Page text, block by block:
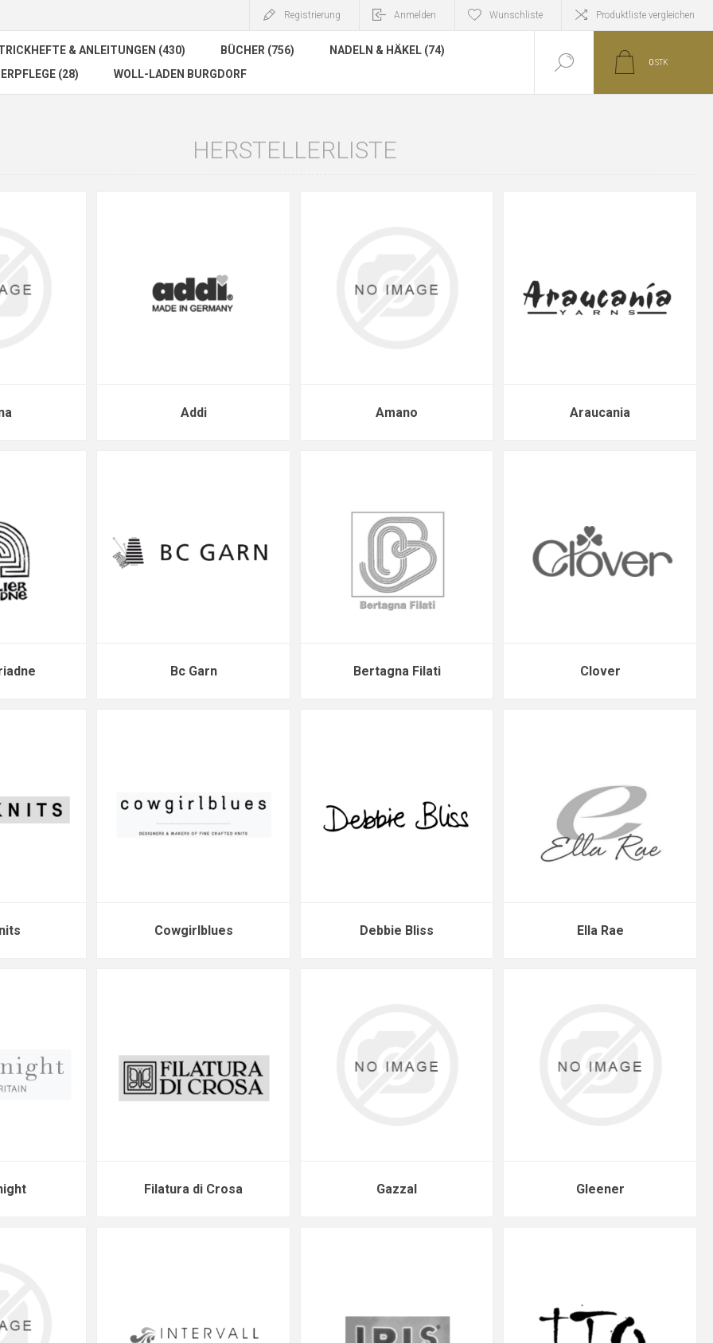
Registrierung Anmelden Wunschliste Produktliste vergleichen
& ANLEITUNGEN (430) BÜCHER (756)
NADELN & HÄKEL (74)
(28)
WOLL-LADEN BURGDORF
0STK
HERSTELLERLISTE
Addi Amano Araucania
Bc Garn Bertagna Filati Clover
Cowgirlblues Debbie Bliss Ella Rae
Filatura di Crosa Gazzal Gleener